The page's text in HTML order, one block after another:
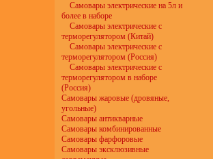
Самовары электрические на 5л и
более в наборе
Самовары электрические с
терморегулятором (Китай)
Самовары электрические с
терморегулятором (Россия)
Самовары электрические с
терморегулятором в наборе
(Россия)
Самовары жаровые (дровяные,
угольные)
Самовары антикварные
Самовары комбинированные
Самовары фарфоровые
Самовары эксклюзивные